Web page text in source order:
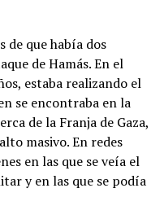
de que había dos
de Hamás. En el
estaba realizando el
se encontraba en la
de la Franja de Gaza,
masivo. En redes
en las que se veía el
y en las que se podía